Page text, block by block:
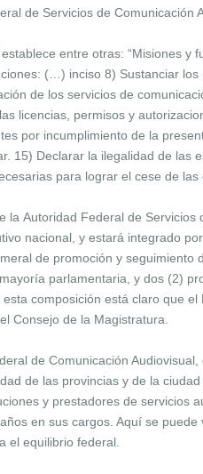
de Servicios de Comunicación
entre otras: “Misiones y
(…) inciso 8) Sustanciar
de los servicios de
licencias, permisos y
por incumplimiento de la
15) Declarar la ilegalidad de las
para lograr el cese de
la Autoridad Federal de
nacional, y estará integrado
de promoción y
parlamentaria, y dos (2)
esta composición está claro que
Consejo de la Magistratura.
de Comunicación
de las provincias y de la
y prestadores de servicios
en sus cargos. Aquí se
el equilibrio federal.